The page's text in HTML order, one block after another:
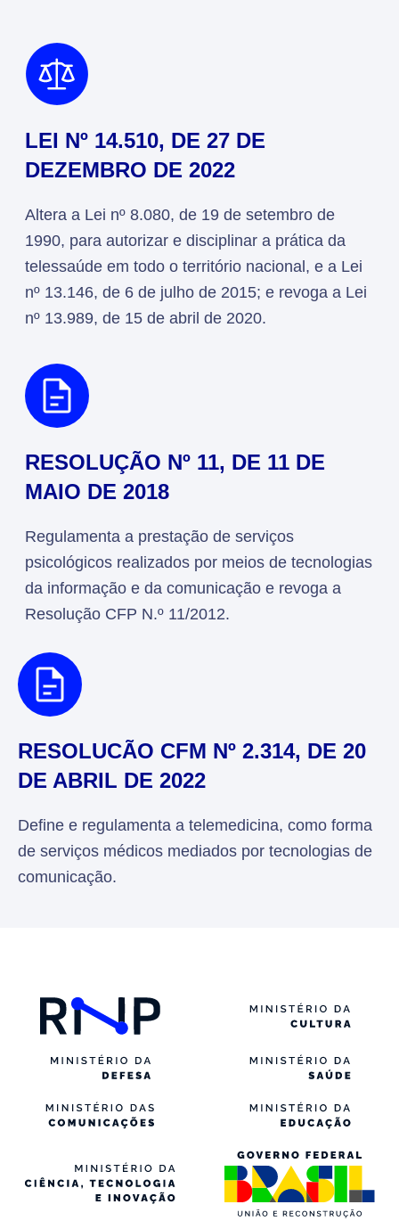
LEI Nº 14.510, DE 27 DE
DEZEMBRO DE 2022
Altera a Lei nº 8.080, de 19 de setembro de
1990, para autorizar e disciplinar a prática da
telessaúde em todo o território nacional, e a Lei
nº 13.146, de 6 de julho de 2015; e revoga a Lei
nº 13.989, de 15 de abril de 2020.
RESOLUÇÃO Nº 11, DE 11 DE
MAIO DE 2018
Regulamenta a prestação de serviços
psicológicos realizados por meios de tecnologias
da informação e da comunicação e revoga a
Resolução CFP N.º 11/2012.
RESOLUCÃO CFM Nº 2.314, DE 20
DE ABRIL DE 2022
Define e regulamenta a telemedicina, como forma
de serviços médicos mediados por tecnologias de
comunicação.